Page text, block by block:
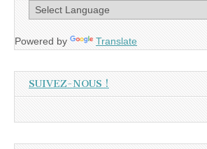
Powered by Translate
SUIVEZ-NOUS !